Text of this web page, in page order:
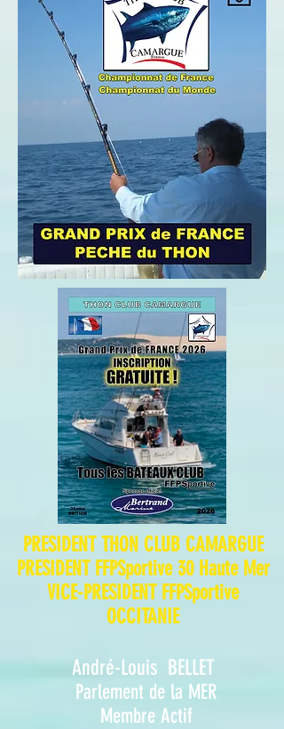
PRESIDENT THON CLUB CAMARGUE
PRESIDENT FFPSportive 30 Haute Mer
VICE-PRESIDENT FFPSportive
OCCITANIE
André-Louis BELLET
Parlement de la MER
Membre Actif